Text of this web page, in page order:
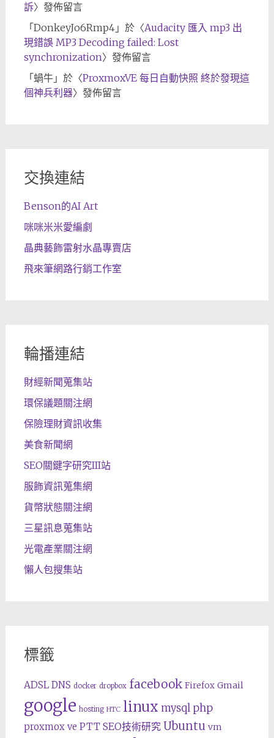
訴〉發佈留言
「 DonkeyJo6Rmp4」於〈Audacity 匯入 mp3 出
現錯誤 MP3 Decoding failed: Lost
synchronization〉發佈留言
「 蝸牛」於〈ProxmoxVE 每日自動快照 終於發現這
個神兵利器〉發佈留言
交換連結
Benson的AI Art
咪咪米米愛編劇
晶典藝飾雷射水晶專賣店
飛來筆網路行銷工作室
輪播連結
財經新聞蒐集站
環保議題關注網
保險理財資訊收集
美食新聞網
SEO關鍵字研究III站
服飾資訊蒐集網
貨幣狀態關注網
三星訊息蒐集站
光電產業關注網
懶人包搜集站
標籤
ADSL DNS docker dropbox facebook Firefox Gmail
google hosting HTC linux mysql php
proxmox ve PTT SEO技術研究 Ubuntu vm